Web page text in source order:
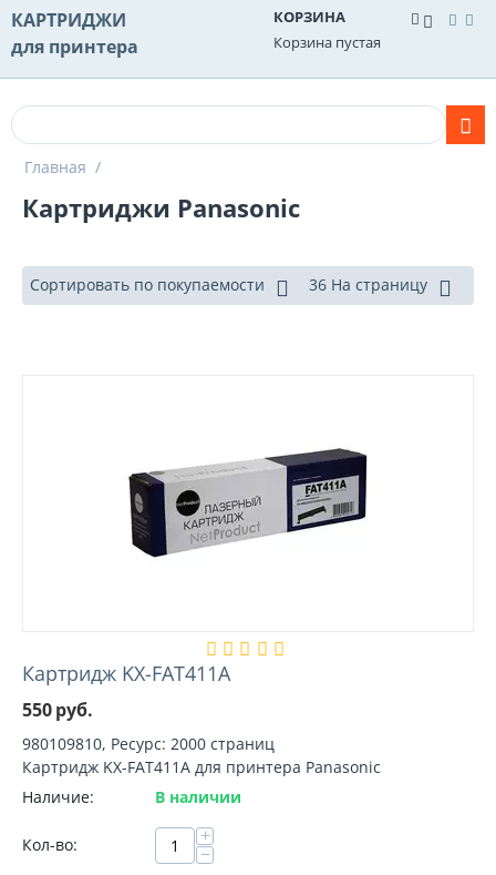
КАРТРИДЖИ
для принтера
КОРЗИНА
Корзина пустая
Главная /
Картриджи Panasonic
Сортировать по покупаемости 36 На страницу
Картридж KX-FAT411A
550руб.
980109810, Ресурс: 2000 страниц
Картридж KX-FAT411A для принтера Panasonic
Наличие:
В наличии
Кол-во: +
−